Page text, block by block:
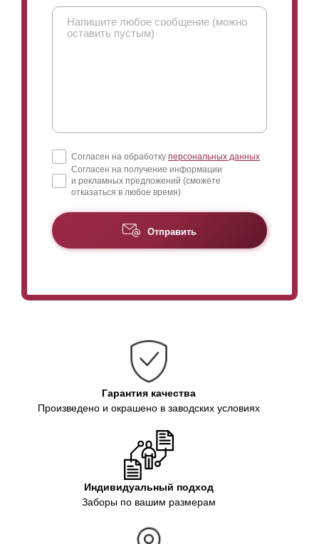
Согласен на обработку персональных данных
Согласен на получение информации
и рекламных предложений (сможете
отказаться в любое время)
Отправить
Гарантия качества
Произведено и окрашено в заводских условиях
Индивидуальный подход
Заборы по вашим размерам